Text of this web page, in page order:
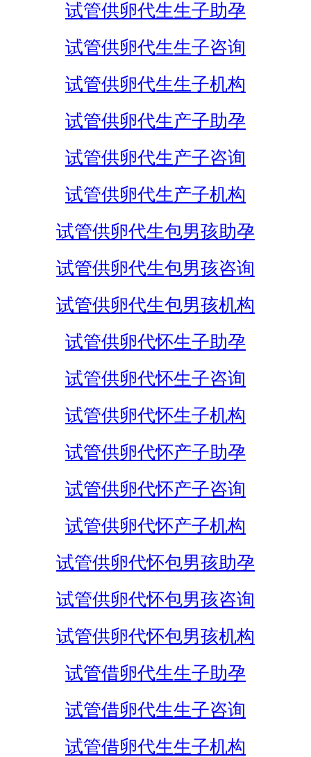
试管供卵代生生子助孕
试管供卵代生生子咨询
试管供卵代生生子机构
试管供卵代生产子助孕
试管供卵代生产子咨询
试管供卵代生产子机构
试管供卵代生包男孩助孕
试管供卵代生包男孩咨询
试管供卵代生包男孩机构
试管供卵代怀生子助孕
试管供卵代怀生子咨询
试管供卵代怀生子机构
试管供卵代怀产子助孕
试管供卵代怀产子咨询
试管供卵代怀产子机构
试管供卵代怀包男孩助孕
试管供卵代怀包男孩咨询
试管供卵代怀包男孩机构
试管借卵代生生子助孕
试管借卵代生生子咨询
试管借卵代生生子机构